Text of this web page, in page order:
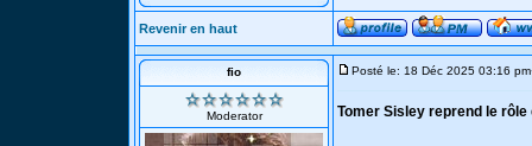
Revenir en haut
fio
Moderator
Posté le: 18 Déc 2025 03:16 pm
Tomer Sisley reprend le